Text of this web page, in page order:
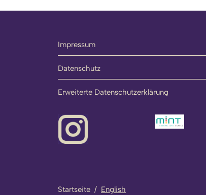
Impressum
Datenschutz
Erweiterte Datenschutzerklärung
Startseite / English